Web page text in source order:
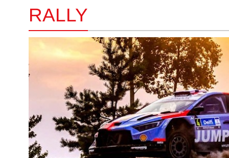
RALLY